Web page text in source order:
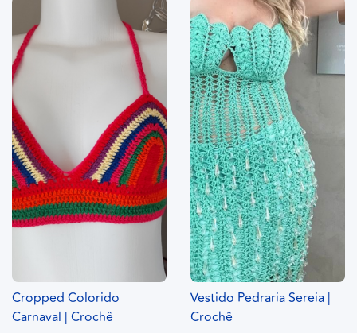
Cropped Colorido
Carnaval | Crochê
Vestido Pedraria Sereia |
Crochê